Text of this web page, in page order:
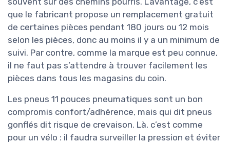
que le fabricant propose un remplacement gratuit
de certaines pièces pendant 180 jours ou 12 mois
selon les pièces, donc au moins il y a un minimum de
suivi. Par contre, comme la marque est peu connue,
il ne faut pas s’attendre à trouver facilement les
pièces dans tous les magasins du coin.
Les pneus 11 pouces pneumatiques sont un bon
compromis confort/adhérence, mais qui dit pneus
gonflés dit risque de crevaison. Là, c’est comme
pour un vélo : il faudra surveiller la pression et éviter